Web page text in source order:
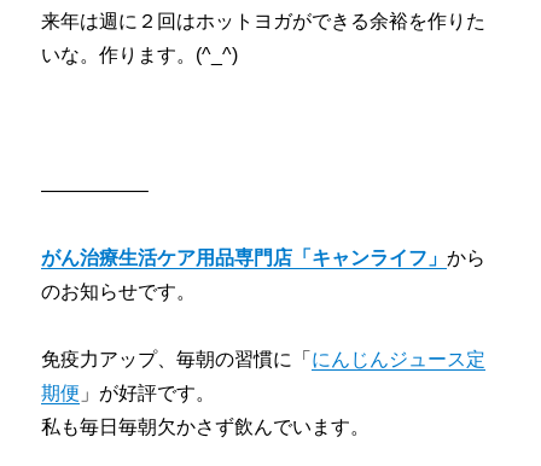
来年は週に２回はホットヨガができる余裕を作りた
いな。作ります。(^_^)
—————–
がん治療生活ケア用品専門店「キャンライフ」から
のお知らせです。
免疫力アップ、毎朝の習慣に「 にんじんジュース定
期便 」が好評です。
私も毎日毎朝欠かさず飲んでいます。